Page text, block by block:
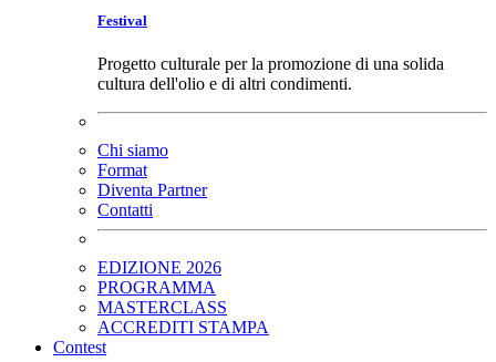
Festival
Progetto culturale per la promozione di una solida
cultura dell'olio e di altri condimenti.
Chi siamo
Format
Diventa Partner
Contatti
EDIZIONE 2026
PROGRAMMA
MASTERCLASS
ACCREDITI STAMPA
Contest